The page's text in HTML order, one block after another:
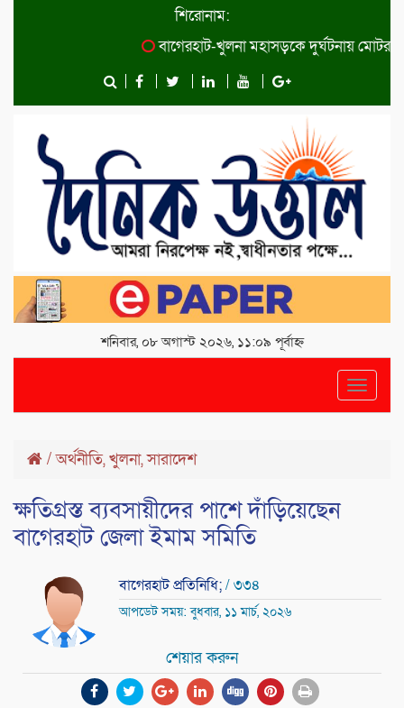
শিরোনাম:
বাগেরহাট-খুলনা মহাসড়কে ‌দুর্ঘটনায়
শনিবার, ০৮ অগাস্ট ২০২৬, ১১:০৯ পূর্বাহ্ন
Toggle
/অর্থনীতি,খুলনা,সারাদেশ
ক্ষতিগ্রস্ত ব্যবসায়ীদের পাশে দাঁড়িয়েছেন
বাগেরহাট জেলা ইমাম সমিতি
বাগেরহাট প্রতিনিধি;/ ৩৩৪
আপডেট সময়: বুধবার, ১১ মার্চ, ২০২৬
শেয়ার করুন